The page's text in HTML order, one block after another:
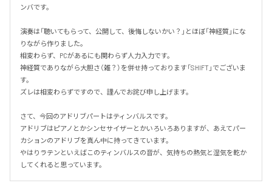
ンバです。
演奏は「聴いてもらって、公開して、後悔しないかい？」とほぼ「神経質」にな
りながら作りました。
相変わらず、PCがあるにも関わらず人力入力です。
神経質でありながら大胆さ（雑？）を併せ持っております「SHIFT」でございま
す。
ズレは相変わらずですので、謹んでお詫び申し上げます。
さて、今回のアドリブパートはティンバルスです。
アドリブはピアノとかシンセサイザーとかいろいろありますが、あえてパー
カションのアドリブを真ん中に持ってきています。
やはりラテンといえばこのティンバルスの音が、気持ちの熱気と湿気を乾か
してくれると思っています。